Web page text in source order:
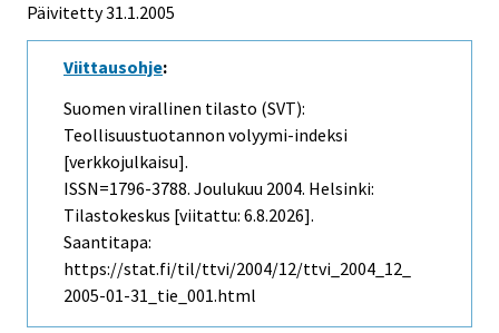
Päivitetty31.1.2005
Viittausohje:
Suomen virallinen tilasto (SVT):
Teollisuustuotannon volyymi-indeksi
[verkkojulkaisu].
ISSN=1796-3788. Joulukuu 2004. Helsinki:
Tilastokeskus [viitattu: 6.8.2026].
Saantitapa:
https://stat.fi/til/ttvi/2004/12/ttvi_2004_12_
2005-01-31_tie_001.html